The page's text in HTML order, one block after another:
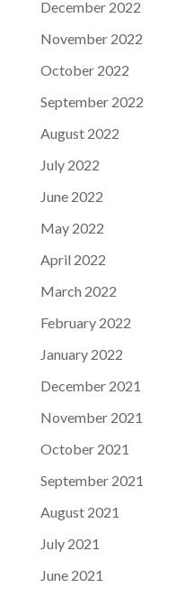
December 2022
November 2022
October 2022
September 2022
August 2022
July 2022
June 2022
May 2022
April 2022
March 2022
February 2022
January 2022
December 2021
November 2021
October 2021
September 2021
August 2021
July 2021
June 2021